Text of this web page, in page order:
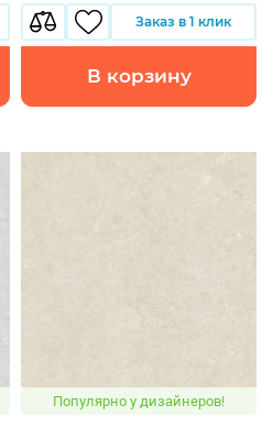
Заказ в 1 клик
В корзину
Популярно у дизайнеров!